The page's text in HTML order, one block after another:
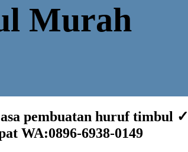
Murah
pembuatan huruf timbul
WA:0896-6938-0149